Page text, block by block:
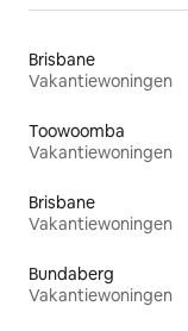
Brisbane
Vakantiewoningen
Toowoomba
Vakantiewoningen
Brisbane
Vakantiewoningen
Bundaberg
Vakantiewoningen